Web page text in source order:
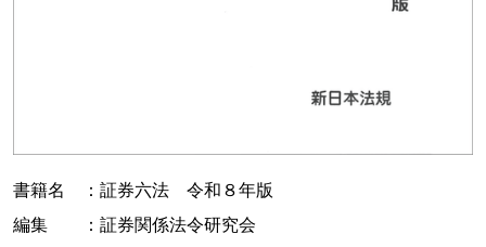
書籍名 ：証券六法 令和８年版
編集 ：証券関係法令研究会